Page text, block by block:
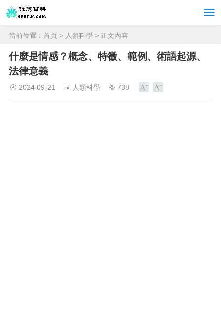
當前位置： 首頁 > 人類科學 > 正文內容
什麼是情感？概念、特徵、範例、術語起源、
法律意義
2024-09-21 人類科學 738